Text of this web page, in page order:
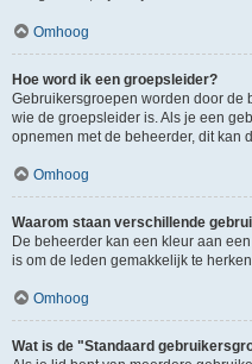
Omhoog
Hoe word ik een groepsleider?
Gebruikersgroepen worden door de
wie de groepsleider is. Als je een
opnemen met de beheerder, dit kan
Omhoog
Waarom staan verschillende
De beheerder kan een kleur aan
is om de leden gemakkelijk te
Omhoog
Wat is de "Standaard